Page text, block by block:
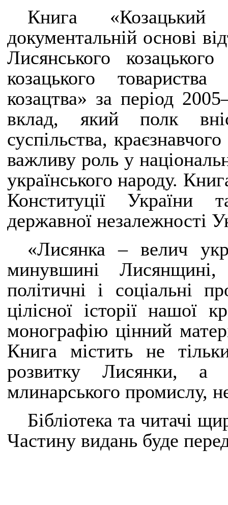
Книга
документальній основі
Лисянського
козацького
козацтва» за період
вклад, який полк
суспільства,
важливу роль у
українського народу.
Конституції України
державної незалежності
«Лисянка – велич
минувшині Лисянщині,
політичні і соціальні
цілісної історії нашої
монографію цінний
Книга містить не
розвитку Лисянки, а
млинарського промислу,
Бібліотека та читачі
Частину видань буде